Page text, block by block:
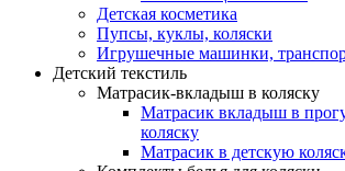
Детская косметика
Пупсы, куклы, коляски
Игрушечные машинки,
Детский текстиль
Матрасик-вкладыш в коляску
Матрасик вкладыш в
коляску
Матрасик в детскую